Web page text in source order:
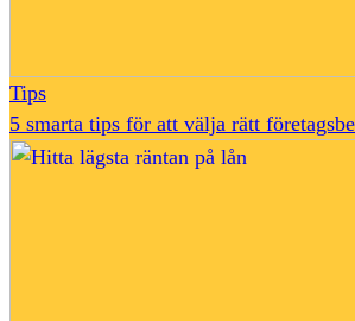
Tips
5 smarta tips för att välja rätt